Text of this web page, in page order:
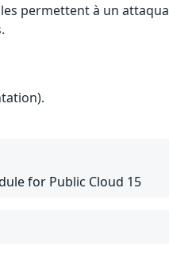
permettent à un
for Public Cloud 15